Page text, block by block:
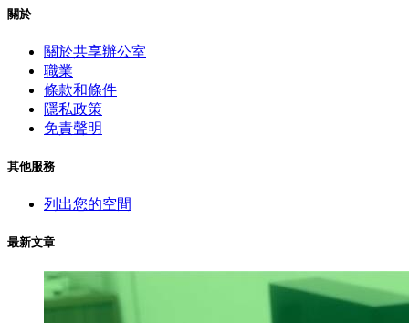
關於
關於共享辦公室
職業
條款和條件
隱私政策
免責聲明
其他服務
列出您的空間
最新文章